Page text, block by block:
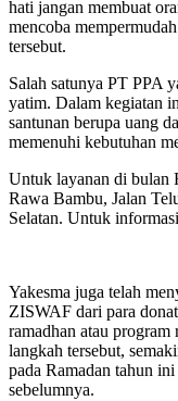
hati jangan membuat
mencoba
tersebut.
Salah satunya PT PPA
yatim. Dalam kegiatan
santunan berupa uang
memenuhi kebutuhan
Untuk layanan di bulan
Rawa Bambu, Jalan
Selatan. Untuk
Yakesma juga telah
ZISWAF dari para
ramadhan atau program
langkah tersebut,
pada Ramadan tahun
sebelumnya.